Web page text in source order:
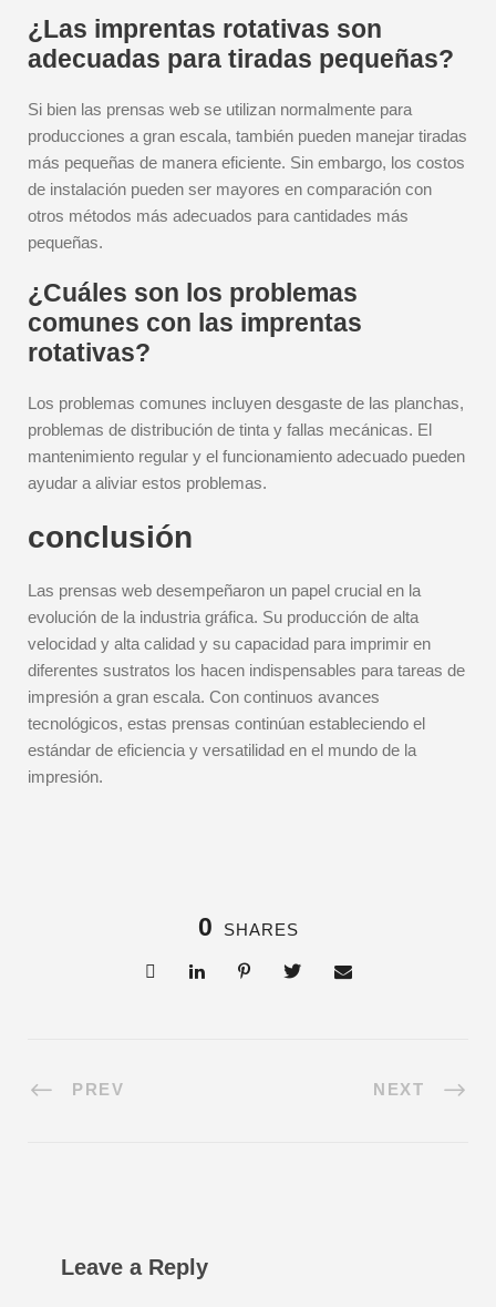
¿Las imprentas rotativas son
adecuadas para tiradas pequeñas?
Si bien las prensas web se utilizan normalmente para
producciones a gran escala, también pueden manejar tiradas
más pequeñas de manera eficiente. Sin embargo, los costos
de instalación pueden ser mayores en comparación con
otros métodos más adecuados para cantidades más
pequeñas.
¿Cuáles son los problemas
comunes con las imprentas
rotativas?
Los problemas comunes incluyen desgaste de las planchas,
problemas de distribución de tinta y fallas mecánicas. El
mantenimiento regular y el funcionamiento adecuado pueden
ayudar a aliviar estos problemas.
conclusión
Las prensas web desempeñaron un papel crucial en la
evolución de la industria gráfica. Su producción de alta
velocidad y alta calidad y su capacidad para imprimir en
diferentes sustratos los hacen indispensables para tareas de
impresión a gran escala. Con continuos avances
tecnológicos, estas prensas continúan estableciendo el
estándar de eficiencia y versatilidad en el mundo de la
impresión.
0 SHARES
PREV NEXT
Leave a Reply